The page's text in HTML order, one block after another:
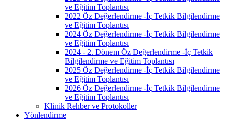
ve Eğitim Toplantısı
2022 Öz Değerlendirme -İç Tetkik Bilgilendirme
ve Eğitim Toplantısı
2024 Öz Değerlendirme -İç Tetkik Bilgilendirme
ve Eğitim Toplantısı
2024 - 2. Dönem Öz Değerlendirme -İç Tetkik
Bilgilendirme ve Eğitim Toplantısı
2025 Öz Değerlendirme -İç Tetkik Bilgilendirme
ve Eğitim Toplantısı
2026 Öz Değerlendirme -İç Tetkik Bilgilendirme
ve Eğitim Toplantısı
Klinik Rehber ve Protokoller
Yönlendirme